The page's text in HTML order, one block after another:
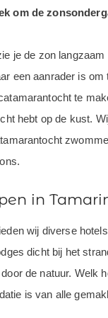
om de
je de zon langzaam
een aanrader is om
te
hebt op de kust.
in
wij diverse
s dicht bij het
de natuur. Welk
is van alle